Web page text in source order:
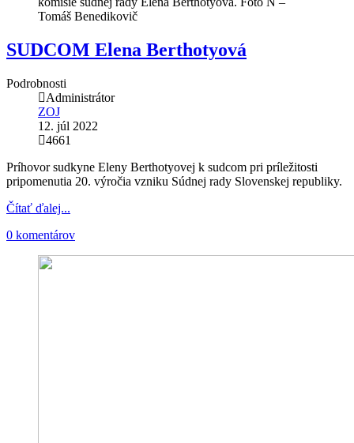
Tomáš Benedikovič
SUDCOM Elena Berthotyová
Podrobnosti
Administrátor
ZOJ
12. júl 2022
4661
Príhovor sudkyne Eleny Berthotyovej k sudcom pri príležitosti
pripomenutia 20. výročia vzniku Súdnej rady Slovenskej republiky.
Čítať ďalej...
0 komentárov